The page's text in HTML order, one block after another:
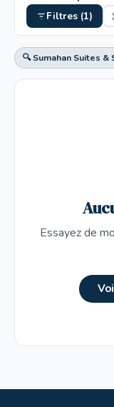
Filtres (1)
🔍 Sumahan Suites &
Essayez de